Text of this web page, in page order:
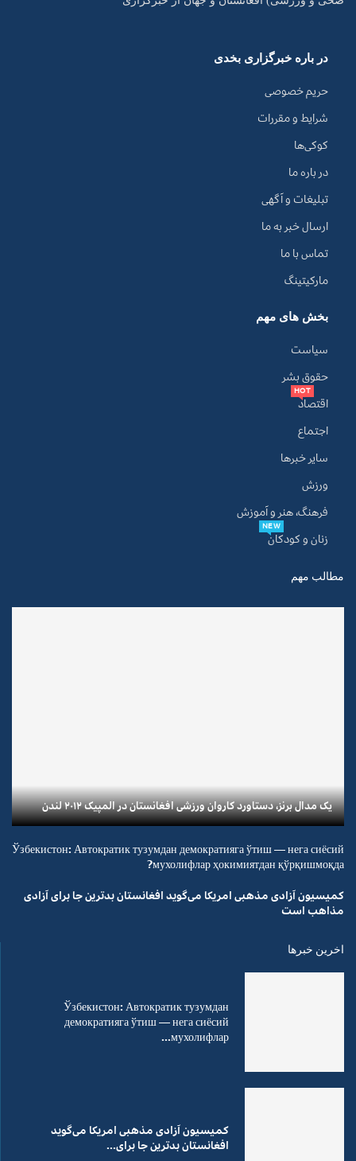
در باره خبرگزاری بخدی
حریم خصوصی
شرایط و مقررات
کوکی‌ها
در باره ما
تبلیغات و آگهی
ارسال خبر به ما
تماس با ما
مارکیتینگ
بخش های مهم
سیاست
حقوق بشر
اقتصاد
HOT
اجتماع
سایر خبرها
ورزش
فرهنگ، هنر و آموزش
زنان و کودکان
NEW
مطالب مهم
یک مدال برنز، دستاورد کاروان ورزشی افغانستان در المپیک ۲۰۱۲ لندن
Ўзбекистон: Автократик тузумдан демократияга ўтиш — нега сиёсий
мухолифлар ҳокимиятдан қўрқишмоқда?
کمیسیون آزادی مذهبی امریکا می‌گوید افغانستان بدترین جا برای آزادی
مذاهب است
اخرین خبرها
Ўзбекистон: Автократик тузумдан
демократияга ўтиш — нега сиёсий
мухолифлар...
کمیسیون آزادی مذهبی امریکا می‌گوید
افغانستان بدترین جا برای...